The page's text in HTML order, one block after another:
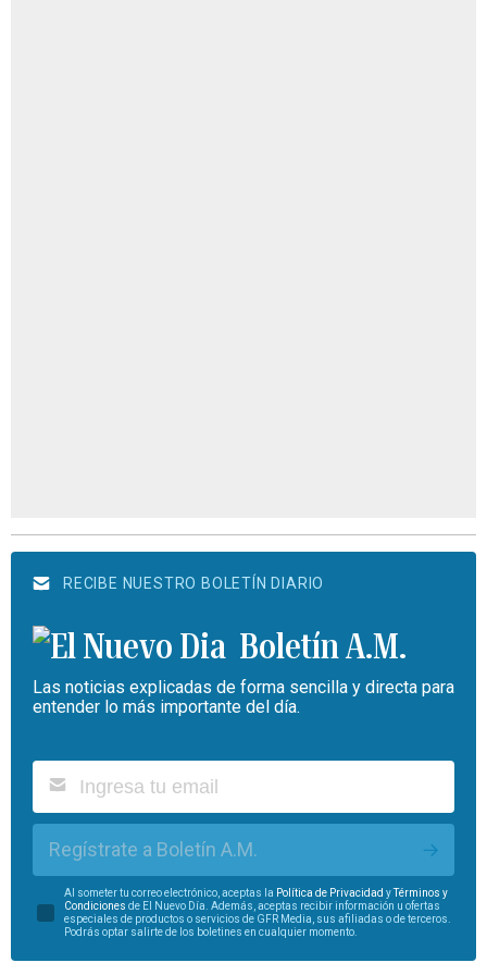
RECIBE NUESTRO BOLETÍN DIARIO
Boletín A.M.
Las noticias explicadas de forma sencilla y directa para
entender lo más importante del día.
Regístrate a Boletín A.M.
Al someter tu correo electrónico, aceptas la Política de Privacidad yTérminos y
Condiciones de El Nuevo Día. Además, aceptas recibir información u ofertas
especiales de productos o servicios de GFR Media, sus afiliadas o de terceros.
Podrás optar salirte de los boletines en cualquier momento.